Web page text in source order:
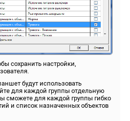
сохранить настройки,
будут использовать
для каждой группы отдельную
сможете для каждой группы гибко
и список назначенных объектов